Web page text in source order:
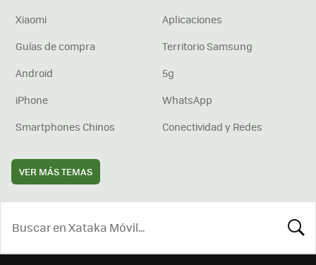
Xiaomi
Aplicaciones
Guías de compra
Territorio Samsung
Android
5g
iPhone
WhatsApp
Smartphones Chinos
Conectividad y Redes
VER MÁS TEMAS